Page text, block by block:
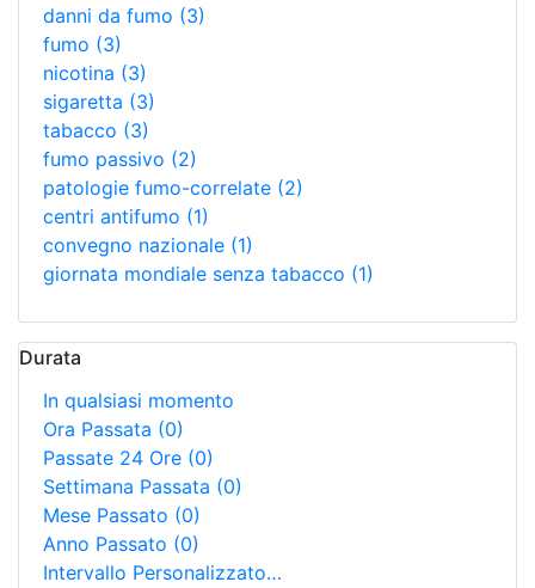
danni da fumo (3)
fumo (3)
nicotina (3)
sigaretta (3)
tabacco (3)
fumo passivo (2)
patologie fumo-correlate (2)
centri antifumo (1)
convegno nazionale (1)
giornata mondiale senza tabacco (1)
Durata
In qualsiasi momento
Ora Passata (0)
Passate 24 Ore (0)
Settimana Passata (0)
Mese Passato (0)
Anno Passato (0)
Intervallo Personalizzato…